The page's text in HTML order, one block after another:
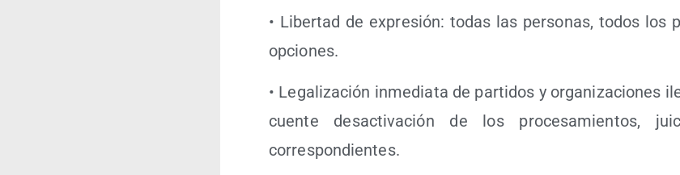
• Liber­tad de expre­sión: todas las per­so­nas, todos los
opciones.
• Lega­li­za­ción inme­dia­ta de par­ti­dos y orga­ni­za­cio­nes
cuen­te des­ac­ti­va­ción de los pro­ce­sa­mien­tos,
correspondientes.